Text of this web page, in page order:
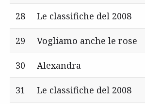
28 Le classifiche del 2008
29 Vogliamo anche le rose
30 Alexandra
31 Le classifiche del 2008